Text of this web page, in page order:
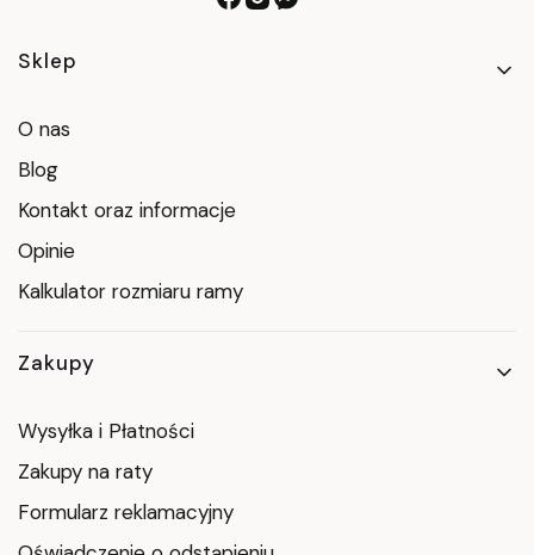
Linki w stopce
Sklep
O nas
Blog
Kontakt oraz informacje
Opinie
Kalkulator rozmiaru ramy
Zakupy
Wysyłka i Płatności
Zakupy na raty
Formularz reklamacyjny